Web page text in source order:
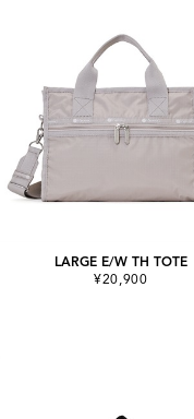
LARGE E/W TH TOTE
¥20,900